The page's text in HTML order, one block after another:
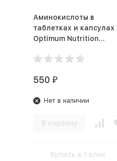
Аминокислоты в
таблетках и капсулах
Optimum Nutrition
550 ₽
Нет в наличии
В корзину
Купить в 1 клик